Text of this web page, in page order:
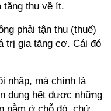
tăng thu về ít.
phải tận thu (thuế)
trị gia tăng cơ. Cái đó
nhập, mà chính là
dụng hết được những